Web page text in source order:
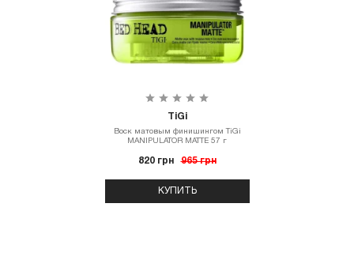
TiGi
Воск матовым финишингом TiGi
MANIPULATOR MATTE 57 г
820 грн 965 грн
КУПИТЬ